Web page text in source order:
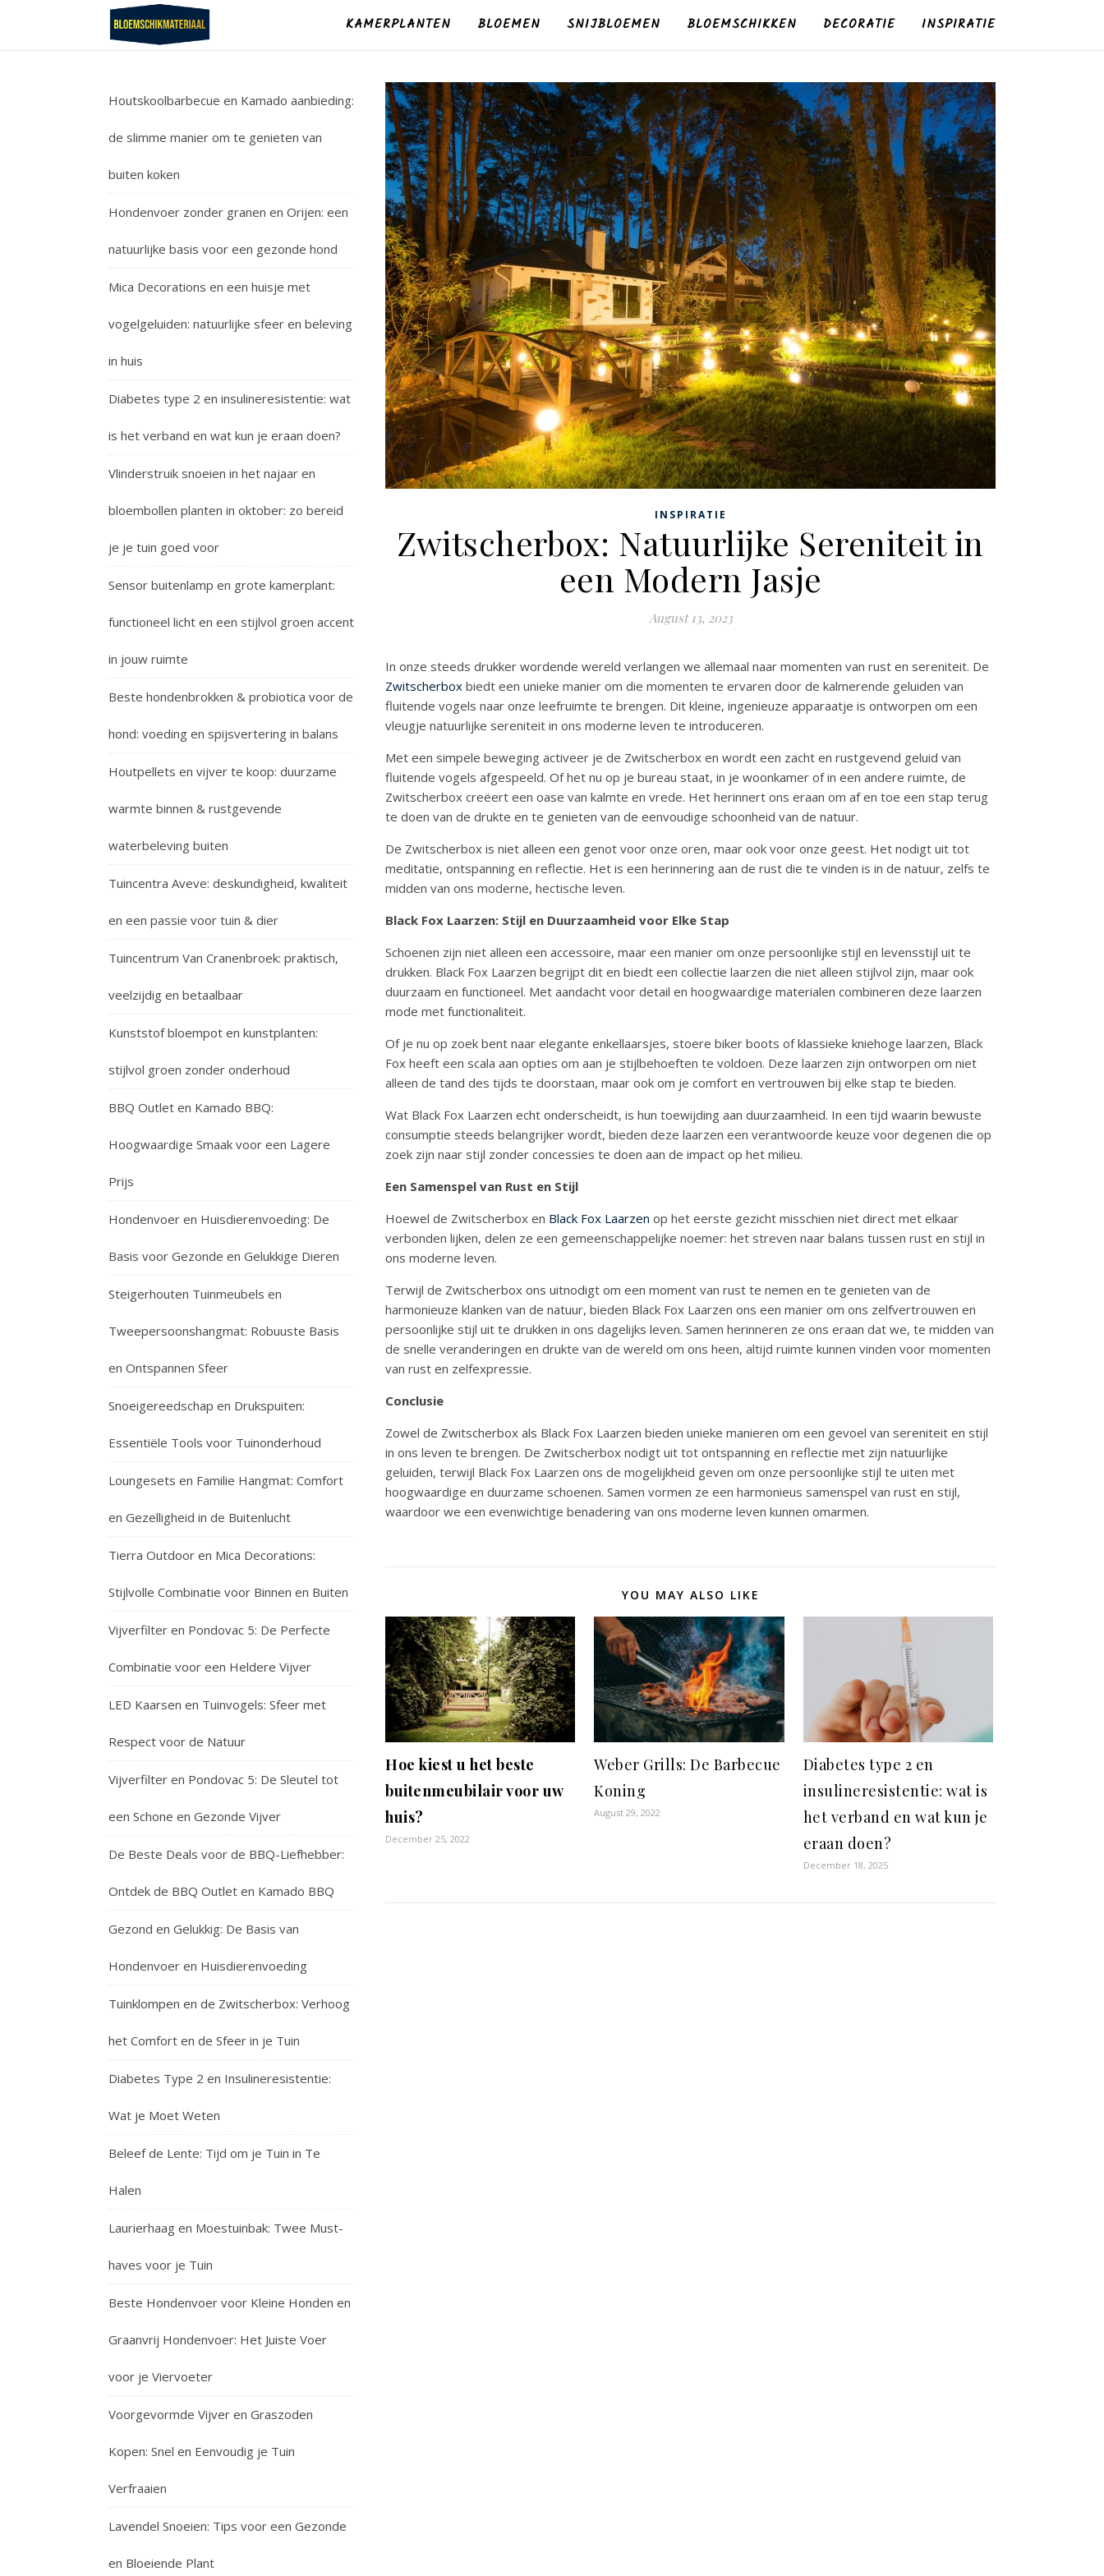
KAMERPLANTEN BLOEMEN SNIJBLOEMEN BLOEMSCHIKKEN DECORATIE INSPIRATIE
Houtskoolbarbecue en Kamado aanbieding:
de slimme manier om te genieten van
buiten koken
Hondenvoer zonder granen en Orijen: een
natuurlijke basis voor een gezonde hond
Mica Decorations en een huisje met
vogelgeluiden: natuurlijke sfeer en beleving
in huis
Diabetes type 2 en insulineresistentie: wat
is het verband en wat kun je eraan doen?
Vlinderstruik snoeien in het najaar en
bloembollen planten in oktober: zo bereid
je je tuin goed voor
Sensor buitenlamp en grote kamerplant:
functioneel licht en een stijlvol groen accent
in jouw ruimte
Beste hondenbrokken & probiotica voor de
hond: voeding en spijsvertering in balans
Houtpellets en vijver te koop: duurzame
warmte binnen & rustgevende
waterbeleving buiten
Tuincentra Aveve: deskundigheid, kwaliteit
en een passie voor tuin & dier
Tuincentrum Van Cranenbroek: praktisch,
veelzijdig en betaalbaar
Kunststof bloempot en kunstplanten:
stijlvol groen zonder onderhoud
BBQ Outlet en Kamado BBQ:
Hoogwaardige Smaak voor een Lagere
Prijs
Hondenvoer en Huisdierenvoeding: De
Basis voor Gezonde en Gelukkige Dieren
Steigerhouten Tuinmeubels en
Tweepersoonshangmat: Robuuste Basis
en Ontspannen Sfeer
Snoeigereedschap en Drukspuiten:
Essentiële Tools voor Tuinonderhoud
Loungesets en Familie Hangmat: Comfort
en Gezelligheid in de Buitenlucht
Tierra Outdoor en Mica Decorations:
Stijlvolle Combinatie voor Binnen en Buiten
Vijverfilter en Pondovac 5: De Perfecte
Combinatie voor een Heldere Vijver
LED Kaarsen en Tuinvogels: Sfeer met
Respect voor de Natuur
Vijverfilter en Pondovac 5: De Sleutel tot
een Schone en Gezonde Vijver
De Beste Deals voor de BBQ-Liefhebber:
Ontdek de BBQ Outlet en Kamado BBQ
Gezond en Gelukkig: De Basis van
Hondenvoer en Huisdierenvoeding
Tuinklompen en de Zwitscherbox: Verhoog
het Comfort en de Sfeer in je Tuin
Diabetes Type 2 en Insulineresistentie:
Wat je Moet Weten
Beleef de Lente: Tijd om je Tuin in Te
Halen
Laurierhaag en Moestuinbak: Twee Must-
haves voor je Tuin
Beste Hondenvoer voor Kleine Honden en
Graanvrij Hondenvoer: Het Juiste Voer
voor je Viervoeter
Voorgevormde Vijver en Graszoden
Kopen: Snel en Eenvoudig je Tuin
Verfraaien
Lavendel Snoeien: Tips voor een Gezonde
en Bloeiende Plant
INSPIRATIE
Zwitscherbox: Natuurlijke Sereniteit in
een Modern Jasje
August 13, 2023
In onze steeds drukker wordende wereld verlangen we allemaal naar momenten van rust en sereniteit. De
Zwitscherbox biedt een unieke manier om die momenten te ervaren door de kalmerende geluiden van
fluitende vogels naar onze leefruimte te brengen. Dit kleine, ingenieuze apparaatje is ontworpen om een
vleugje natuurlijke sereniteit in ons moderne leven te introduceren.
Met een simpele beweging activeer je de Zwitscherbox en wordt een zacht en rustgevend geluid van
fluitende vogels afgespeeld. Of het nu op je bureau staat, in je woonkamer of in een andere ruimte, de
Zwitscherbox creëert een oase van kalmte en vrede. Het herinnert ons eraan om af en toe een stap terug
te doen van de drukte en te genieten van de eenvoudige schoonheid van de natuur.
De Zwitscherbox is niet alleen een genot voor onze oren, maar ook voor onze geest. Het nodigt uit tot
meditatie, ontspanning en reflectie. Het is een herinnering aan de rust die te vinden is in de natuur, zelfs te
midden van ons moderne, hectische leven.
Black Fox Laarzen: Stijl en Duurzaamheid voor Elke Stap
Schoenen zijn niet alleen een accessoire, maar een manier om onze persoonlijke stijl en levensstijl uit te
drukken. Black Fox Laarzen begrijpt dit en biedt een collectie laarzen die niet alleen stijlvol zijn, maar ook
duurzaam en functioneel. Met aandacht voor detail en hoogwaardige materialen combineren deze laarzen
mode met functionaliteit.
Of je nu op zoek bent naar elegante enkellaarsjes, stoere biker boots of klassieke kniehoge laarzen, Black
Fox heeft een scala aan opties om aan je stijlbehoeften te voldoen. Deze laarzen zijn ontworpen om niet
alleen de tand des tijds te doorstaan, maar ook om je comfort en vertrouwen bij elke stap te bieden.
Wat Black Fox Laarzen echt onderscheidt, is hun toewijding aan duurzaamheid. In een tijd waarin bewuste
consumptie steeds belangrijker wordt, bieden deze laarzen een verantwoorde keuze voor degenen die op
zoek zijn naar stijl zonder concessies te doen aan de impact op het milieu.
Een Samenspel van Rust en Stijl
Hoewel de Zwitscherbox en Black Fox Laarzen op het eerste gezicht misschien niet direct met elkaar
verbonden lijken, delen ze een gemeenschappelijke noemer: het streven naar balans tussen rust en stijl in
ons moderne leven.
Terwijl de Zwitscherbox ons uitnodigt om een moment van rust te nemen en te genieten van de
harmonieuze klanken van de natuur, bieden Black Fox Laarzen ons een manier om ons zelfvertrouwen en
persoonlijke stijl uit te drukken in ons dagelijks leven. Samen herinneren ze ons eraan dat we, te midden van
de snelle veranderingen en drukte van de wereld om ons heen, altijd ruimte kunnen vinden voor momenten
van rust en zelfexpressie.
Conclusie
Zowel de Zwitscherbox als Black Fox Laarzen bieden unieke manieren om een gevoel van sereniteit en stijl
in ons leven te brengen. De Zwitscherbox nodigt uit tot ontspanning en reflectie met zijn natuurlijke
geluiden, terwijl Black Fox Laarzen ons de mogelijkheid geven om onze persoonlijke stijl te uiten met
hoogwaardige en duurzame schoenen. Samen vormen ze een harmonieus samenspel van rust en stijl,
waardoor we een evenwichtige benadering van ons moderne leven kunnen omarmen.
YOU MAY ALSO LIKE
Hoe kiest u het beste
buitenmeubilair voor uw
huis?
December 25, 2022
Weber Grills: De Barbecue
Koning
August 29, 2022
Diabetes type 2 en
insulineresistentie: wat is
het verband en wat kun je
eraan doen?
December 18, 2025